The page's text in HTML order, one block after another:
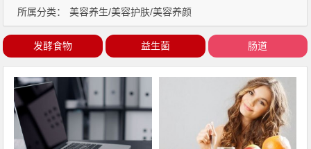
所属分类： 美容养生/美容护肤/美容养颜
发酵食物 益生菌 肠道